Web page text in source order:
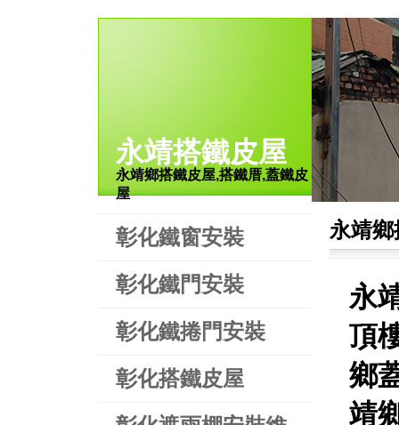
永靖搭鐵皮屋
永靖鄉搭鐵皮屋,搭鐵厝,蓋鐵皮
屋
彰化鐵窗安裝
彰化鐵門安裝
彰化鐵捲門安裝
彰化搭鐵皮屋
永靖
永
頂
鄉
靖